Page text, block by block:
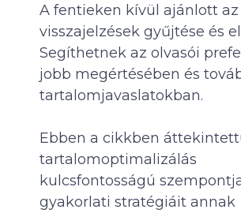
A fentieken kívül ajánlott az
visszajelzések gyűjtése és
Segíthetnek az olvasói
jobb megértésében és
tartalomjavaslatokban.
Ebben a cikkben
tartalomoptimalizálás
kulcsfontosságú
gyakorlati stratégiáit annak